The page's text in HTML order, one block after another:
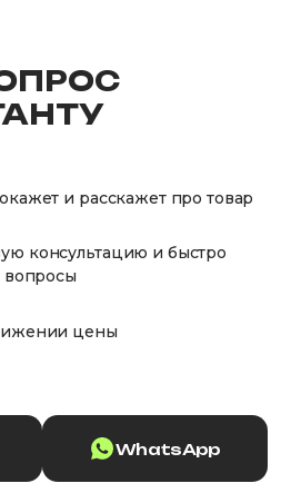
и расскажет про товар
консультацию и быстро
вопросы
цены
WhatsApp